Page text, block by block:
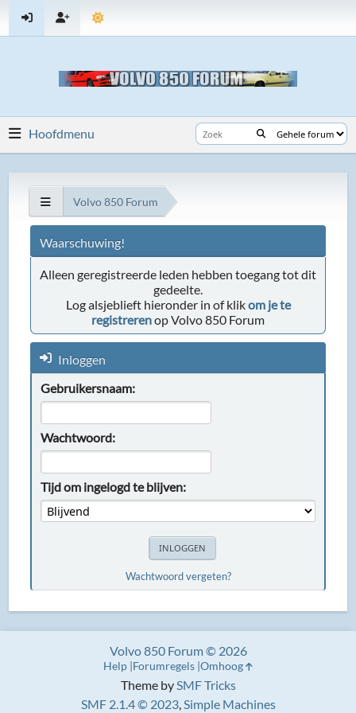
Hoofdmenu
Volvo 850 Forum
Waarschuwing!
Alleen geregistreerde leden hebben toegang tot dit
gedeelte.
Log alsjeblieft hieronder in of klikom je te
registrerenop Volvo 850 Forum
Inloggen
Gebruikersnaam:
Wachtwoord:
Tijd om ingelogd te blijven:
Wachtwoord vergeten?
Theme bySMF Tricks
SMF 2.1.4 © 2023,Simple Machines
Volvo 850 Forum © 2026
Help Forumregels Omhoog